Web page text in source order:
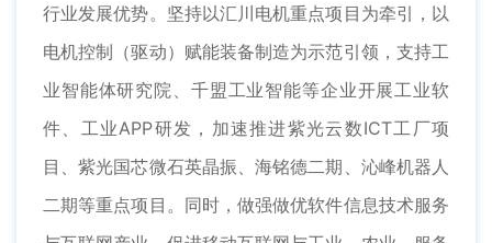
行业发展优势。坚持以汇川电机重点项目为牵引，以
电机控制（驱动）赋能装备制造为示范引领，支持工
业智能体研究院、千盟工业智能等企业开展工业软
件、工业APP研发，加速推进紫光云数ICT工厂项
目、紫光国芯微石英晶振、海铭德二期、沁峰机器人
二期等重点项目。同时，做强做优软件信息技术服务